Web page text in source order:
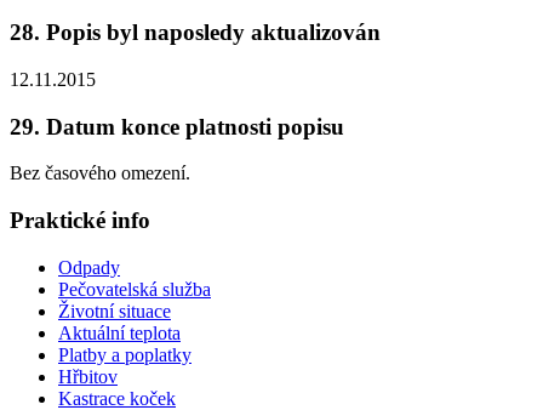
28. Popis byl naposledy aktualizován
12.11.2015
29. Datum konce platnosti popisu
Bez časového omezení.
Praktické info
Odpady
Pečovatelská služba
Životní situace
Aktuální teplota
Platby a poplatky
Hřbitov
Kastrace koček